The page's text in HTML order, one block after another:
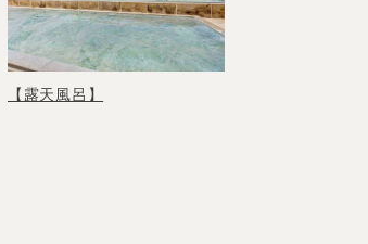
【露天風呂】